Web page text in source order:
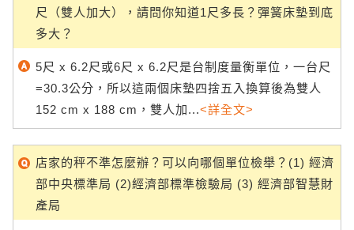
尺（雙人加大），請問你知道1尺多長？彈簧床墊到底
多大？
5尺 x 6.2尺或6尺 x 6.2尺是台制度量衡單位，一台尺
=30.3公分，所以這兩個床墊四捨五入換算後為雙人
152 cm x 188 cm，雙人加...<詳全文>
店家的秤不準怎麼辦？可以向哪個單位檢舉？(1) 經濟
部中央標準局 (2)經濟部標準檢驗局 (3) 經濟部智慧財
產局